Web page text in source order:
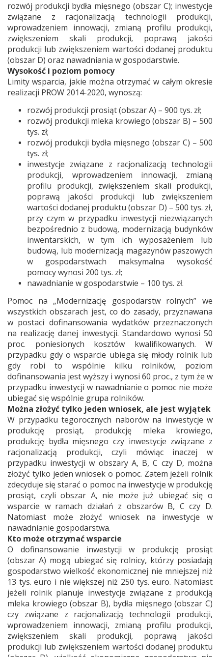
rozwój produkcji bydła mięsnego (obszar C); inwestycje
związane z racjonalizacją technologii produkcji,
wprowadzeniem innowacji, zmianą profilu produkcji,
zwiększeniem skali produkcji, poprawą jakości
produkcji lub zwiększeniem wartości dodanej produktu
(obszar D) oraz nawadniania w gospodarstwie.
Wysokość i poziom pomocy
Limity wsparcia, jakie można otrzymać w całym okresie
realizacji PROW 2014-2020, wynoszą:
rozwój produkcji prosiąt (obszar A) – 900 tys. zł;
rozwój produkcji mleka krowiego (obszar B) – 500
tys. zł;
rozwój produkcji bydła mięsnego (obszar C) – 500
tys. zł;
inwestycje związane z racjonalizacją technologii
produkcji, wprowadzeniem innowacji, zmianą
profilu produkcji, zwiększeniem skali produkcji,
poprawą jakości produkcji lub zwiększeniem
wartości dodanej produktu (obszar D) – 500 tys. zł,
przy czym w przypadku inwestycji niezwiązanych
bezpośrednio z budową, modernizacją budynków
inwentarskich, w tym ich wyposażeniem lub
budową, lub modernizacją magazynów paszowych
w gospodarstwach maksymalna wysokość
pomocy wynosi 200 tys. zł;
nawadnianie w gospodarstwie – 100 tys. zł.
Pomoc na „Modernizację gospodarstw rolnych” we
wszystkich obszarach jest, co do zasady, przyznawana
w postaci dofinansowania wydatków przeznaczonych
na realizację danej inwestycji. Standardowo wynosi 50
proc. poniesionych kosztów kwalifikowanych. W
przypadku gdy o wsparcie ubiega się młody rolnik lub
gdy robi to wspólnie kilku rolników, poziom
dofinansowania jest wyższy i wynosi 60 proc., z tym że w
przypadku inwestycji w nawadnianie o pomoc nie może
ubiegać się wspólnie grupa rolników.
Można złożyć tylko jeden wniosek, ale jest wyjątek
W przypadku tegorocznych naborów na inwestycje w
produkcję prosiąt, produkcję mleka krowiego,
produkcję bydła mięsnego czy inwestycje związane z
racjonalizacją produkcji, czyli mówiąc inaczej w
przypadku inwestycji w obszary A, B, C czy D, można
złożyć tylko jeden wniosek o pomoc. Zatem jeżeli rolnik
zdecyduje się starać o pomoc na inwestycje w produkcję
prosiąt, czyli obszar A, nie może już ubiegać się o
wsparcie w ramach działań z obszarów B, C czy D.
Natomiast może złożyć wniosek na inwestycje w
nawadnianie gospodarstwa.
Kto może otrzymać wsparcie
O dofinansowanie inwestycji w produkcję prosiąt
(obszar A) mogą ubiegać się rolnicy, którzy posiadają
gospodarstwo wielkość ekonomicznej nie mniejszej niż
13 tys. euro i nie większej niż 250 tys. euro. Natomiast
jeżeli rolnik planuje inwestycje związane z produkcją
mleka krowiego (obszar B), bydła mięsnego (obszar C)
czy związane z racjonalizacją technologii produkcji,
wprowadzeniem innowacji, zmianą profilu produkcji,
zwiększeniem skali produkcji, poprawą jakości
produkcji lub zwiększeniem wartości dodanej produktu